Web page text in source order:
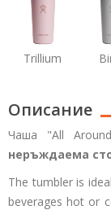
Trillium
Описание
Чаша "All
неръждаема
The tumbler is
beverages hot or